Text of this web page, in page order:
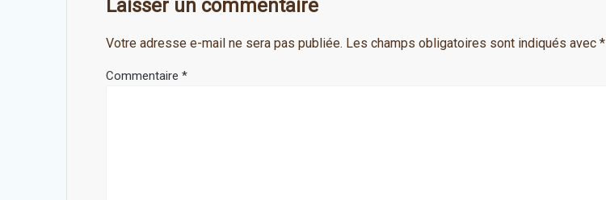
Laisser un commentaire
Votre adresse e-mail ne sera pas publiée. Les champs obligatoires sont indiqués avec*
Commentaire*